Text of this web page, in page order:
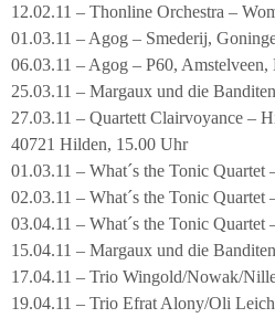
12.02.11 – Thonline Orchestra –
01.03.11 – Agog – Smederij,
06.03.11 – Agog – P60, Amstelveen,
25.03.11 – Margaux und die
27.03.11 – Quartett Clairvoyance –
40721 Hilden, 15.00 Uhr
01.03.11 – What´s the Tonic Quartet
02.03.11 – What´s the Tonic
03.04.11 – What´s the Tonic
15.04.11 – Margaux und die
17.04.11 – Trio Wingold/Nowak/
19.04.11 – Trio Efrat Alony/Oli